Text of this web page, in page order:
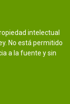
intelectual
No está permitido
a la fuente y sin